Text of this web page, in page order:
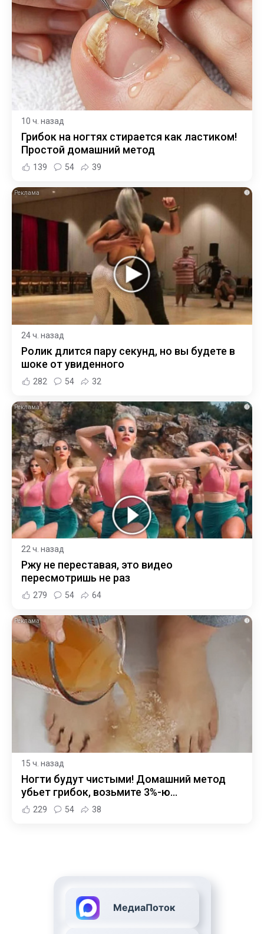
10 ч. назад
Грибок на ногтях стирается как ластиком!
Простой домашний метод
139 54 39
i
24 ч. назад
Ролик длится пару секунд, но вы будете в
шоке от увиденного
282 54 32
i
22 ч. назад
Ржу не переставая, это видео
пересмотришь не раз
279 54 64
i
15 ч. назад
Ногти будут чистыми! Домашний метод
убьет грибок, возьмите 3%-ю…
229 54 38
МедиаПоток